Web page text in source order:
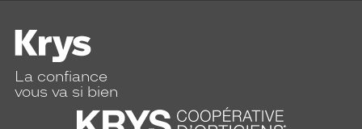
La confiance
vous va si bien